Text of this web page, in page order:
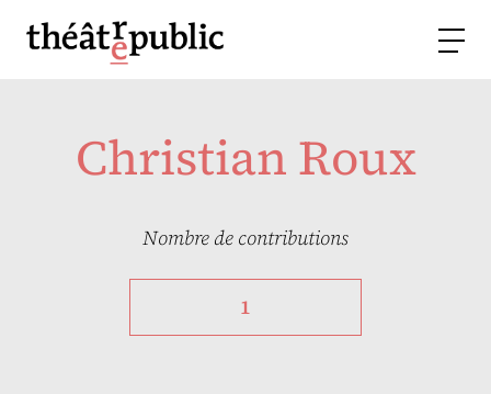
Christian Roux
Nombre de contributions
1